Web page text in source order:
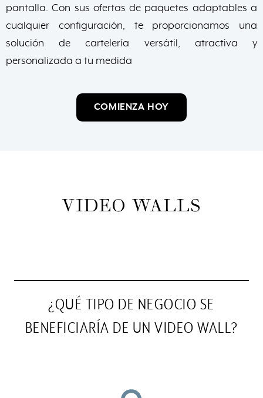
pantalla. Con sus ofertas de paquetes adaptables a
cualquier configuración, te proporcionamos una
solución de cartelería versátil, atractiva y
personalizada a tu medida
COMIENZA HOY
VIDEO WALLS
¿QUÉ TIPO DE NEGOCIO SE
BENEFICIARÍA DE UN VIDEO WALL?